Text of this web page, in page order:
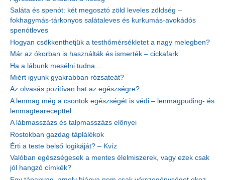
Saláta és spenót: két megosztó zöld leveles zöldség –
fokhagymás-tárkonyos salátaleves és kurkumás-avokádós
spenótleves
Hogyan csökkenthetjük a testhőmérsékletet a nagy melegben?
Már az ókorban is használták és ismerték – cickafark
Ha a lábunk mesélni tudna…
Miért igyunk gyakrabban rózsateát?
Az olvasás pozitívan hat az egészségre?
A lenmag még a csontok egészségét is védi – lenmagpuding- és
lenmagtearecepttel
A lábmasszázs és talpmasszázs előnyei
Rostokban gazdag táplálékok
Érti a teste belső logikáját? – Kvíz
Valóban egészségesek a mentes élelmiszerek, vagy ezek csak
jól hangzó címkék?